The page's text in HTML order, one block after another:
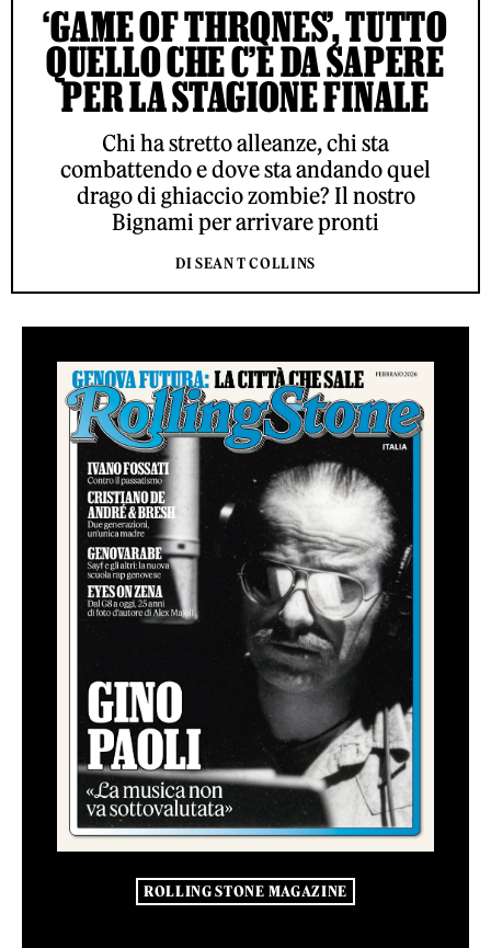
‘GAME OF THRONES’, TUTTO
QUELLO CHE C’È DA SAPERE
PER LA STAGIONE FINALE
Chi ha stretto alleanze, chi sta
combattendo e dove sta andando quel
drago di ghiaccio zombie? Il nostro
Bignami per arrivare pronti
DI SEAN T COLLINS
ROLLING STONE MAGAZINE